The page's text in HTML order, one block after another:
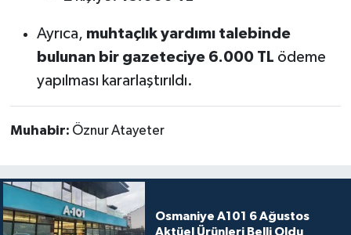
Ayrıca, muhtaçlık yardımı talebinde
bulunan bir gazeteciye 6.000 TL ödeme
yapılması kararlaştırıldı.
Muhabir: Öznur Atayeter
Osmaniye A101 6 Ağustos
Aktüel Ürünleri Belli Oldu